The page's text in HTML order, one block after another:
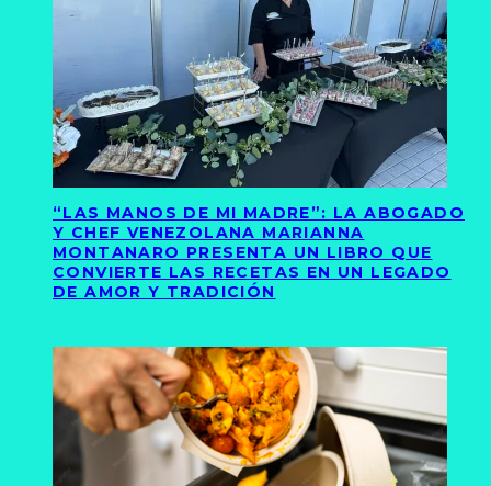
“LAS MANOS DE MI MADRE”: LA ABOGADO
Y CHEF VENEZOLANA MARIANNA
MONTANARO PRESENTA UN LIBRO QUE
CONVIERTE LAS RECETAS EN UN LEGADO
DE AMOR Y TRADICIÓN